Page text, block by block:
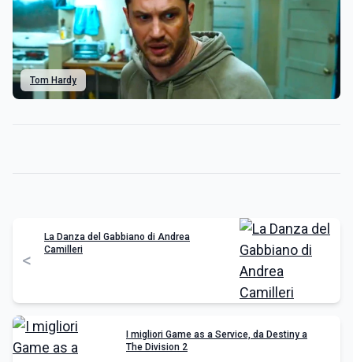
Tom Hardy
<
La Danza del Gabbiano di Andrea
Camilleri
I migliori Game as a Service, da Destiny a
The Division 2